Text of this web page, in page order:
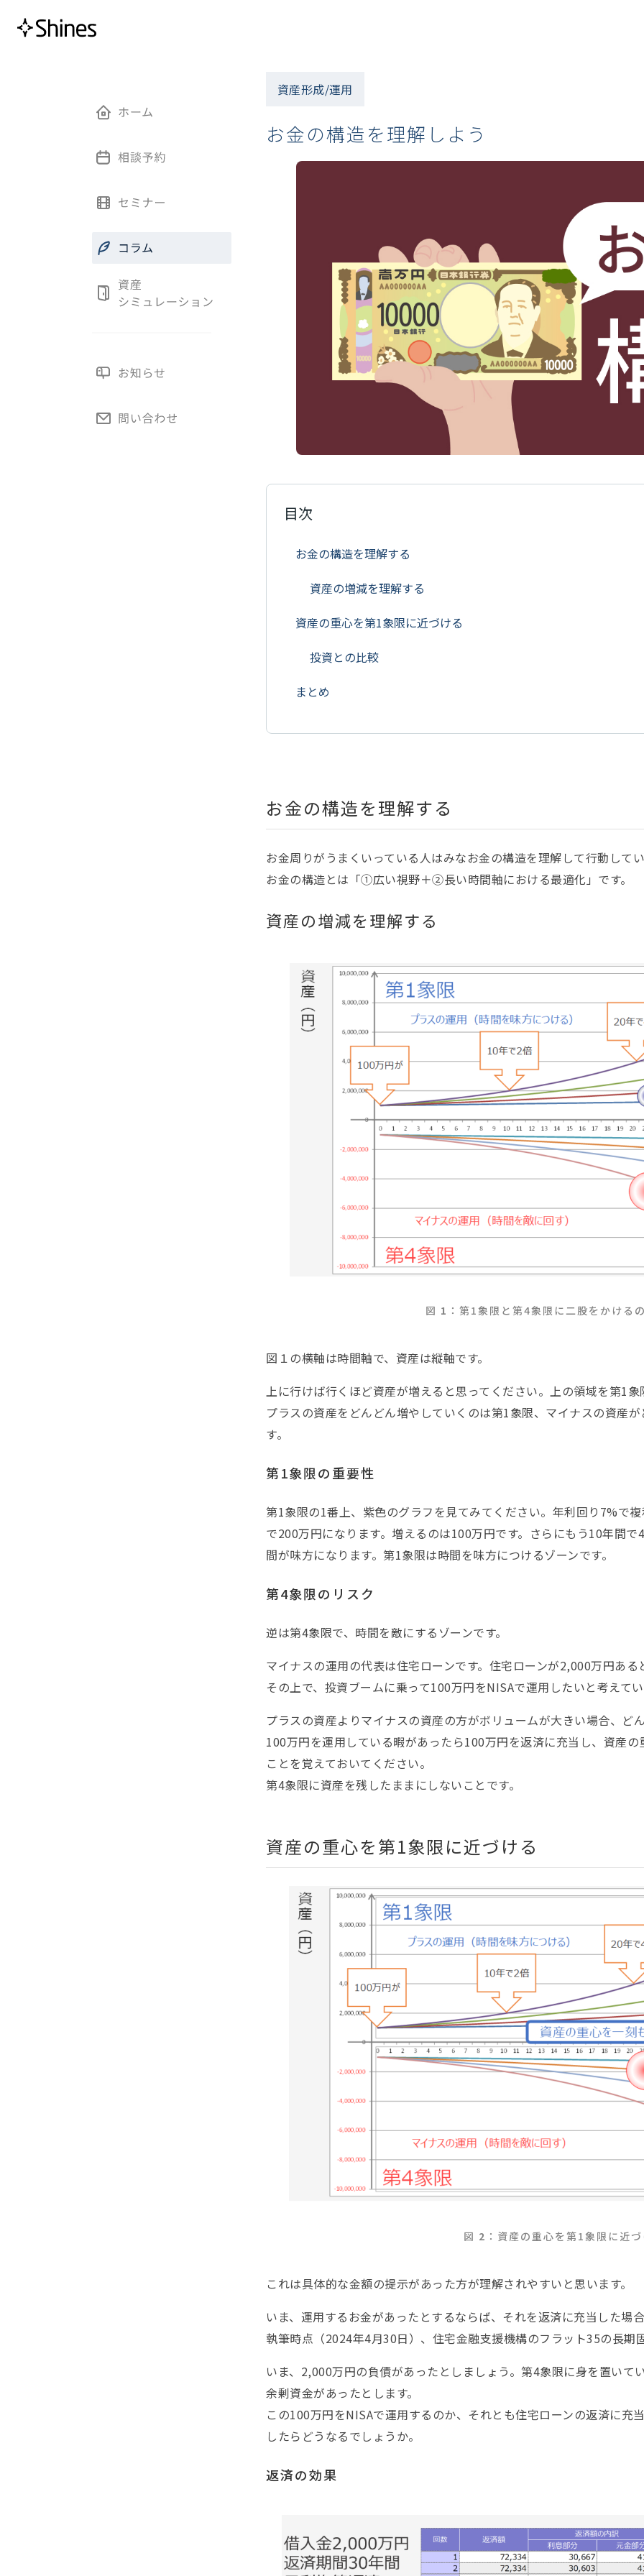
資産形成/運用
お金の構造を理解しよう
目次
お金の構造を理解する
資産の増減を理解する
資産の重心を第1象限に近づける
投資との比較
まとめ
お金の構造を理解する
お金周りがうまくいっている人はみなお金の構造を理解して行動して
お金の構造とは「①広い視野＋②長い時間軸における最適化」です。
資産の増減を理解する
図 1 ：第1象限と第4象限に二股をかける
図１の横軸は時間軸で、資産は縦軸です。
上に行けば行くほど資産が増えると思ってください。上の領域を第1
プラスの資産をどんどん増やしていくのは第1象限、マイナスの資産
す。
第1象限の重要性
第1象限の1番上、紫色のグラフを見てみてください。年利回り7%で
で200万円になります。増えるのは100万円です。さらにもう10年間
間が味方になります。第1象限は時間を味方につけるゾーンです。
第4象限のリスク
逆は第4象限で、時間を敵にするゾーンです。
マイナスの運用の代表は住宅ローンです。住宅ローンが2,000万円あ
その上で、投資ブームに乗って100万円をNISAで運用したいと考えて
プラスの資産よりマイナスの資産の方がボリュームが大きい場合、ど
100万円を運用している暇があったら100万円を返済に充当し、資産
ことを覚えておいてください。
第4象限に資産を残したままにしないことです。
資産の重心を第1象限に近づける
図 2 ：資産の重心を第1象限に近
これは具体的な金額の提示があった方が理解されやすいと思います。
いま、運用するお金があったとするならば、それを返済に充当した場
執筆時点（2024年4月30日）、住宅金融支援機構のフラット35の長期
いま、2,000万円の負債があったとしましょう。第4象限に身を置いて
余剰資金があったとします。
この100万円をNISAで運用するのか、それとも住宅ローンの返済に充
したらどうなるでしょうか。
返済の効果